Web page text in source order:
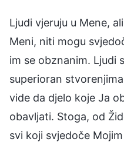
Ljudi vjeruju u Mene,
Meni, niti mogu
im se obznanim. Ljudi
superioran
vide da djelo koje Ja
obavljati. Stoga, od
svi koji svjedoče